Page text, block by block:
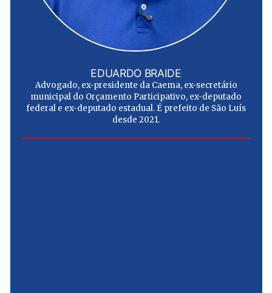
EDUARDO BRAIDE
Advogado, ex-presidente da Caema, ex-secretário
municipal do Orçamento Participativo, ex-deputado
federal e ex-deputado estadual. É prefeito de São Luís
desde 2021.